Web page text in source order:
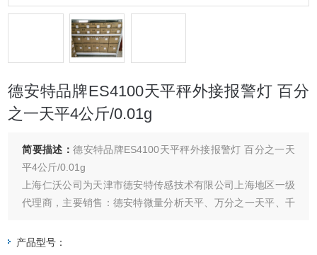
德安特品牌ES4100天平秤外接报警灯 百分
之一天平4公斤/0.01g
简要描述：德安特品牌ES4100天平秤外接报警灯 百分之一天
平4公斤/0.01g
上海仁沃公司为天津市德安特传感技术有限公司上海地区一级
代理商，主要销售：德安特微量分析天平、万分之一天平、千
工业精密天平，现诚招上海各地区分销商。
产品型号：